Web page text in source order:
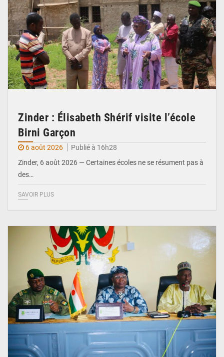
Zinder : Élisabeth Shérif visite l’école
Birni Garçon
6 août 2026
Publié à 16h28
Zinder, 6 août 2026 — Certaines écoles ne se résument pas à
des…
SAVOIR PLUS